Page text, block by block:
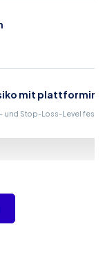
mit
und Stop-Loss-Level